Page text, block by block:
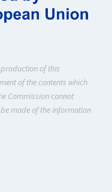
of this
of the contents which
Commission cannot
made of the information